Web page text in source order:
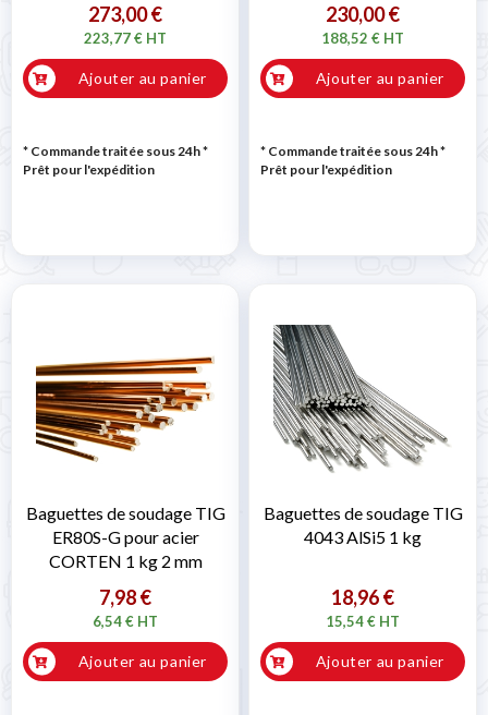
273,00 €
223,77 € HT
Ajouter au panier
* Commande traitée sous 24h*
Prêt pour l'expédition
230,00 €
188,52 € HT
Ajouter au panier
* Commande traitée sous 24h*
Prêt pour l'expédition
Baguettes de soudage TIG
ER80S-G pour acier
CORTEN 1 kg 2 mm
7,98 €
6,54 € HT
Ajouter au panier
Baguettes de soudage TIG
4043 AlSi5 1 kg
18,96 €
15,54 € HT
Ajouter au panier